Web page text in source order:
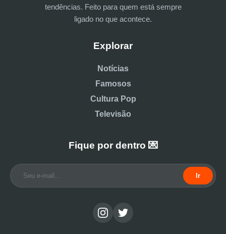
tendências. Feito para quem está sempre
ligado no que acontece.
Explorar
Notícias
Famosos
Cultura Pop
Televisão
Fique por dentro 💌
Ir